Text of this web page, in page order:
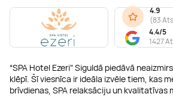
“SPA Hotel Ezeri" Siguldā piedāvā
klēpī. Šī viesnīca ir ideāla izvēle tiem, kas
brīvdienas, SPA relaksāciju un kvalitatīvas
4.9
(83
4.4/5
1427